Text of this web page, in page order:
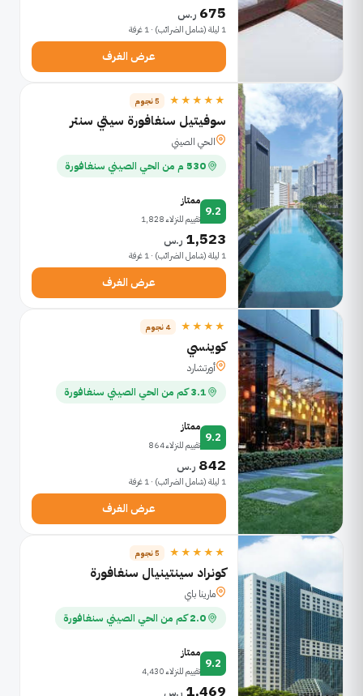
675 ر.س
1 ليلة (شامل الضرائب) · 1 غرفة
عرض الغرف
★★★★★ 5 نجوم
سوفيتيل سنغافورة سيتي سنتر
الحي الصيني
530 م من الحي الصيني سنغافورة
9.2
ممتاز
تقييم للنزلاء 1,828
1,523 ر.س
1 ليلة (شامل الضرائب) · 1 غرفة
عرض الغرف
★★★★ 4 نجوم
كوينسي
أورتشارد
3.1 كم من الحي الصيني سنغافورة
9.2
ممتاز
تقييم للنزلاء 864
842 ر.س
1 ليلة (شامل الضرائب) · 1 غرفة
عرض الغرف
★★★★★ 5 نجوم
كونراد سينتينيال سنغافورة
مارينا باي
2.0 كم من الحي الصيني سنغافورة
9.2
ممتاز
تقييم للنزلاء 4,430
1,469 ر.س